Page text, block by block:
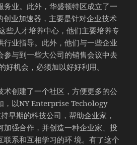
务业。此外，华盛顿特区成立了一
业加速器，主要是针对企业技术
些人才培养中心，他们主要培养专
行业指导。此外，他们与一些企业
参与到一些大公司的销售会议中去
机会，必须加以好好利用。
术创建了一个社区，方便更多的公
，以NY Enterprise Techology
早期的科技公司，帮助企业家，
加强合作，并创造一种企业家、投
联系和互相学习的环 境。有了这个